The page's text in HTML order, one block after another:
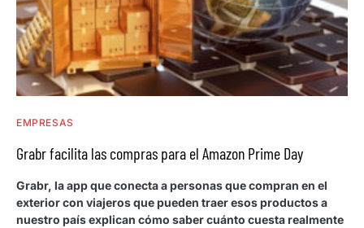
EMPRESAS
Grabr facilita las compras para el Amazon Prime Day
Grabr, la app que conecta a personas que compran en el
exterior con viajeros que pueden traer esos productos a
nuestro país explican cómo saber cuánto cuesta realmente